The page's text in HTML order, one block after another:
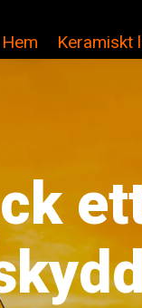
Hem Keramiskt